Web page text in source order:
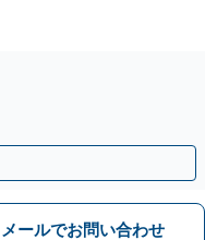
メールでお問い合わせ